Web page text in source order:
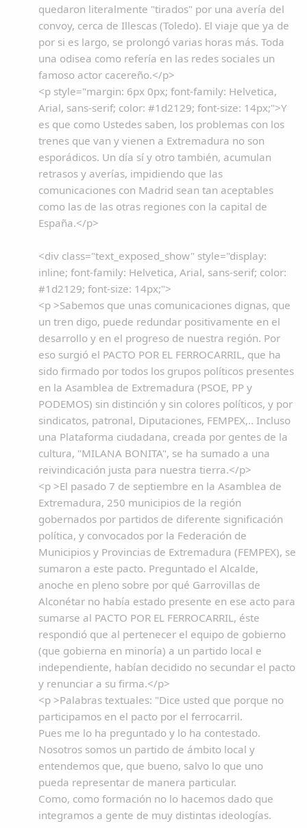
Peñas
La palra
Modo oscuro
quedaron literalmente "tirados" por una avería del
convoy, cerca de Illescas (Toledo). El viaje que ya de
por si es largo, se prolongó varias horas más. Toda
una odisea como refería en las redes sociales un
famoso actor cacereño.</p>
<p style="margin: 6px 0px; font-family: Helvetica,
Arial, sans-serif; color: #1d2129; font-size: 14px;">Y
es que como Ustedes saben, los problemas con los
trenes que van y vienen a Extremadura no son
esporádicos. Un día sí y otro también, acumulan
retrasos y averías, impidiendo que las
comunicaciones con Madrid sean tan aceptables
como las de las otras regiones con la capital de
España.</p>
<div class="text_exposed_show" style="display:
inline; font-family: Helvetica, Arial, sans-serif; color:
#1d2129; font-size: 14px;">
<p >Sabemos que unas comunicaciones dignas, que
un tren digo, puede redundar positivamente en el
desarrollo y en el progreso de nuestra región. Por
eso surgió el PACTO POR EL FERROCARRIL, que ha
sido firmado por todos los grupos políticos presentes
en la Asamblea de Extremadura (PSOE, PP y
PODEMOS) sin distinción y sin colores políticos, y por
sindicatos, patronal, Diputaciones, FEMPEX,.. Incluso
una Plataforma ciudadana, creada por gentes de la
cultura, "MILANA BONITA", se ha sumado a una
reivindicación justa para nuestra tierra.</p>
<p >El pasado 7 de septiembre en la Asamblea de
Extremadura, 250 municipios de la región
gobernados por partidos de diferente significación
política, y convocados por la Federación de
Municipios y Provincias de Extremadura (FEMPEX), se
sumaron a este pacto. Preguntado el Alcalde,
anoche en pleno sobre por qué Garrovillas de
Alconétar no había estado presente en ese acto para
sumarse al PACTO POR EL FERROCARRIL, éste
respondió que al pertenecer el equipo de gobierno
(que gobierna en minoría) a un partido local e
independiente, habían decidido no secundar el pacto
y renunciar a su firma.</p>
<p >Palabras textuales: "Dice usted que porque no
participamos en el pacto por el ferrocarril.
Pues me lo ha preguntado y lo ha contestado.
Nosotros somos un partido de ámbito local y
entendemos que, que bueno, salvo lo que uno
pueda representar de manera particular.
Como, como formación no lo hacemos dado que
integramos a gente de muy distintas ideologías.